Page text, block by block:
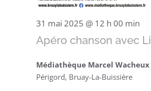
31 mai 2025 @ 12 h 00 min
Apéro chanson avec
Médiathèque Marcel Wacheux
Périgord, Bruay-La-Buissière